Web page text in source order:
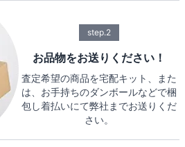
step.2
お品物をお送りください！
査定希望の商品を宅配キット、また
は、お手持ちのダンボールなどで梱
包し着払いにて弊社までお送りくだ
さい。